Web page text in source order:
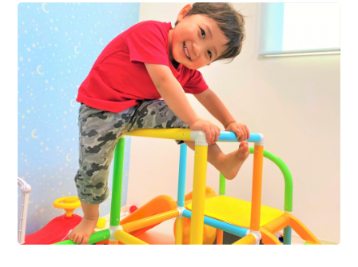
１歳児
２歳児
３〜６歳児
７〜１２歳児